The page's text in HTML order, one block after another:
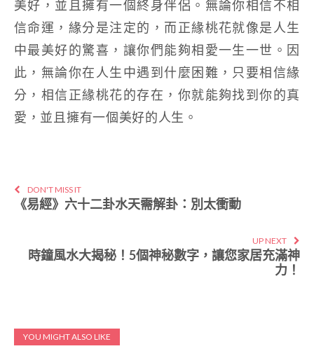
美好，並且擁有一個終身伴侶。無論你相信不相
信命運，緣分是注定的，而正緣桃花就像是人生
中最美好的驚喜，讓你們能夠相愛一生一世。因
此，無論你在人生中遇到什麼困難，只要相信緣
分，相信正緣桃花的存在，你就能夠找到你的真
愛，並且擁有一個美好的人生。
DON'T MISS IT
《易經》六十二卦水天需解卦：別太衝動
UP NEXT
時鐘風水大揭秘！5個神秘數字，讓您家居充滿神
力！
YOU MIGHT ALSO LIKE